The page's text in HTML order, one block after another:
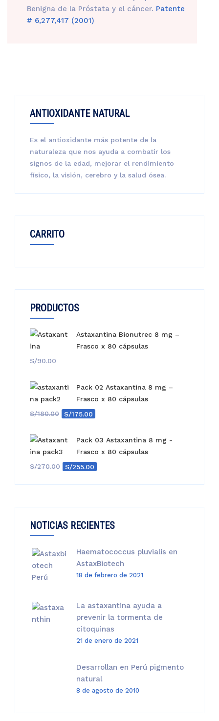
Benigna de la Próstata y el cáncer. Patente
# 6,277,417 (2001)
ANTIOXIDANTE NATURAL
Es el antioxidante más potente de la
naturaleza que nos ayuda a combatir los
signos de la edad, mejorar el rendimiento
físico, la visión, cerebro y la salud ósea.
CARRITO
PRODUCTOS
Astaxantina Bionutrec 8 mg –
Frasco x 80 cápsulas
S/90.00
Pack 02 Astaxantina 8 mg –
Frasco x 80 cápsulas
S/180.00
El
original
era:
S/180.00.
S/175.00
actual
S/175.00.
Pack 03 Astaxantina 8 mg -
Frasco x 80 cápsulas
S/270.00
El
S/255.00
NOTICIAS RECIENTES
Haematococcus pluvialis en
AstaxBiotech
18 de febrero de 2021
La astaxantina ayuda a
prevenir la tormenta de
citoquinas
21 de enero de 2021
Desarrollan en Perú pigmento
natural
8 de agosto de 2010